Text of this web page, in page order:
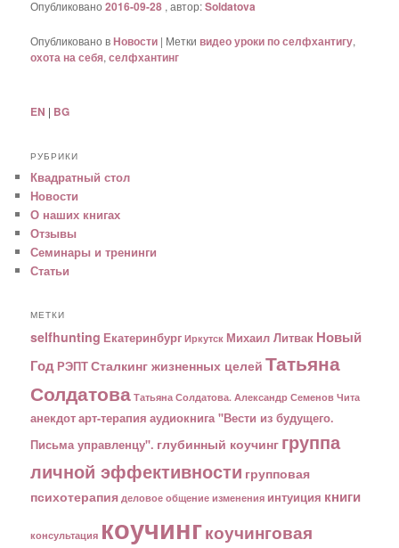
Опубликовано2016-09-28 , автор:Soldatova
Опубликовано вНовости | Метки видео уроки по селфхантигу,
охота на себя,селфхантинг
EN | BG
РУБРИКИ
Квадратный стол
Новости
О наших книгах
Отзывы
Семинары и тренинги
Статьи
МЕТКИ
selfhunting Екатеринбург Иркутск Михаил Литвак Новый
Год РЭПТСталкинг жизненных целей Татьяна
Солдатова Татьяна Солдатова. Александр Семенов Чита
анекдотарт-терапия аудиокнига "Вести из будущего.
Письма управленцу". глубинный коучинг группа
личной эффективности групповая
психотерапия деловое общение изменения интуиция книги
консультация коучингкоучинговая